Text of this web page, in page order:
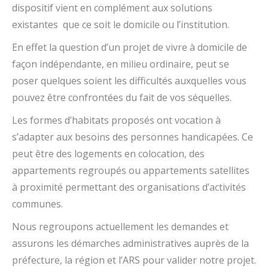
dispositif vient en complément aux solutions
existantes que ce soit le domicile ou l’institution.
En effet la question d’un projet de vivre à domicile de
façon indépendante, en milieu ordinaire, peut se
poser quelques soient les difficultés auxquelles vous
pouvez être confrontées du fait de vos séquelles.
Les formes d’habitats proposés ont vocation à
s’adapter aux besoins des personnes handicapées. Ce
peut être des logements en colocation, des
appartements regroupés ou appartements satellites
à proximité permettant des organisations d’activités
communes.
Nous regroupons actuellement les demandes et
assurons les démarches administratives auprès de la
préfecture, la région et l’ARS pour valider notre projet.